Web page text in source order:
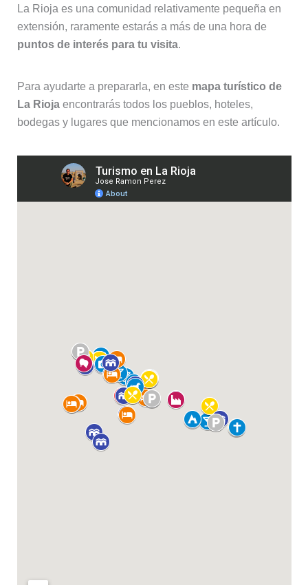
La Rioja es una comunidad relativamente pequeña en
extensión, raramente estarás a más de una hora de
puntos de interés para tu visita.
Para ayudarte a prepararla, en este mapa turístico de
La Riojaencontrarás todos los pueblos, hoteles,
bodegas y lugares que mencionamos en este artículo.